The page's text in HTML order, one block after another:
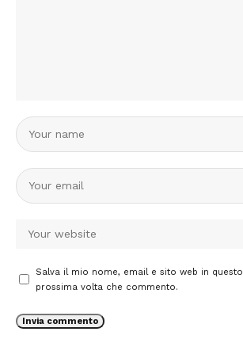
Salva il mio nome, email e sito web in
prossima volta che commento.